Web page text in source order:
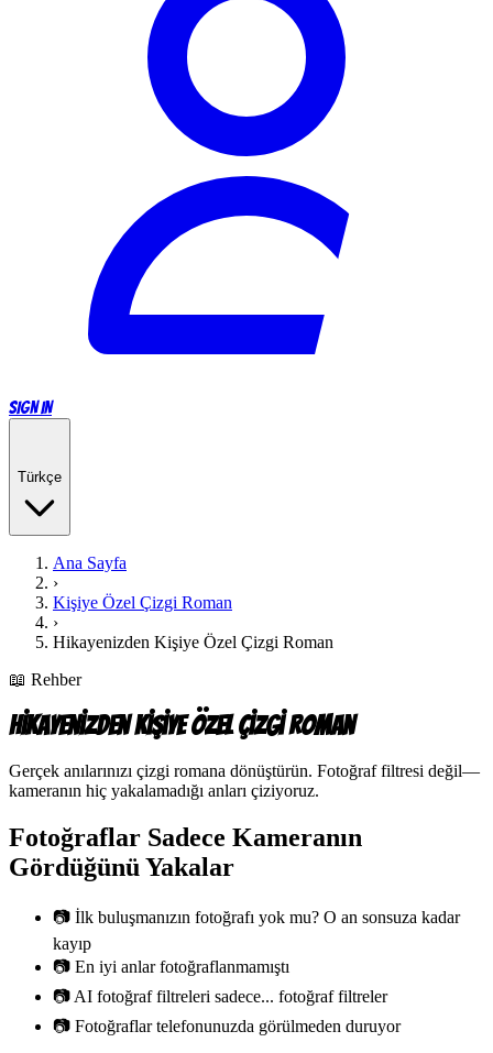
SIGN IN
Türkçe
Ana Sayfa
›
Kişiye Özel Çizgi Roman
›
Hikayenizden Kişiye Özel Çizgi Roman
📖 Rehber
Hikayenizden Kişiye Özel Çizgi Roman
Gerçek anılarınızı çizgi romana dönüştürün. Fotoğraf filtresi değil—
kameranın hiç yakalamadığı anları çiziyoruz.
Fotoğraflar Sadece Kameranın
Gördüğünü Yakalar
📷 İlk buluşmanızın fotoğrafı yok mu? O an sonsuza kadar
kayıp
📷 En iyi anlar fotoğraflanmamıştı
📷 AI fotoğraf filtreleri sadece... fotoğraf filtreler
📷 Fotoğraflar telefonunuzda görülmeden duruyor